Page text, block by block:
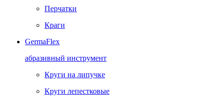
Перчатки
Краги
GermaFlex
абразивный инструмент
Круги на липучке
Круги лепестковые